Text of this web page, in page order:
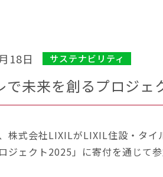
18日 サステナビリティ
で未来を創るプロジ
株式会社LIXILがLIXIL住設・タ
ジェクト2025」に寄付を通じて参